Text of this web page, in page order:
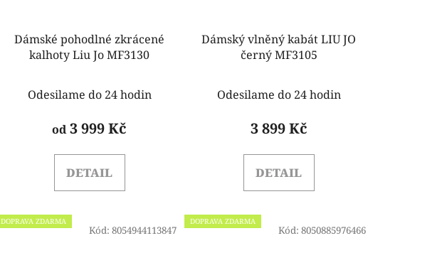
Dámské pohodlné zkrácené
kalhoty Liu Jo MF3130
Odesilame do 24 hodin
od3 999 Kč
DETAIL
Dámský vlněný kabát LIU JO
černý MF3105
Odesilame do 24 hodin
3 899 Kč
DETAIL
DOPRAVA ZDARMA
Kód: 8054944113847
DOPRAVA ZDARMA
Kód: 8050885976466